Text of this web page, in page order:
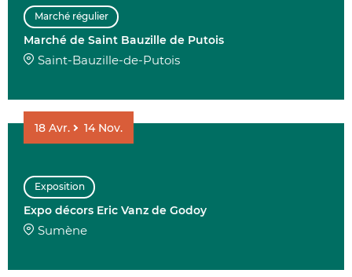
Marché régulier
Marché de Saint Bauzille de Putois
Saint-Bauzille-de-Putois
Exposition
Expo décors Eric Vanz de Godoy
Sumène
18 Avr. 14 Nov.